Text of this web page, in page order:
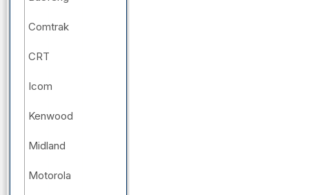
Comtrak
CRT
Icom
Kenwood
Midland
Motorola